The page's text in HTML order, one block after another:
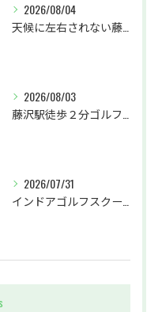
2026/08/04
2026/08/03
2026/07/31